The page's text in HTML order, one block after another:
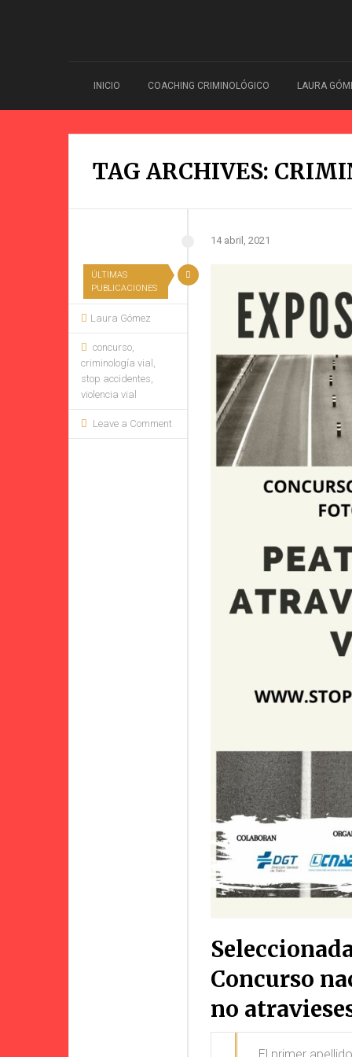
INICIO COACHING CRIMINOLÓGICO LAURA
TAG ARCHIVES:
ÚLTIMAS
PUBLICACIONES
14 abril, 2021
Concurso
no
Laura Gómez
concurso,
criminología vial ,
stop accidentes,
violencia vial
Leave a Comment
El primer